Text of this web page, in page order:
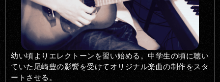
幼い頃よりエレクトーンを習い始める。中学生の頃に聴い
ていた尾崎豊の影響を受けてオリジナル楽曲の制作をスタ
ートさせる。